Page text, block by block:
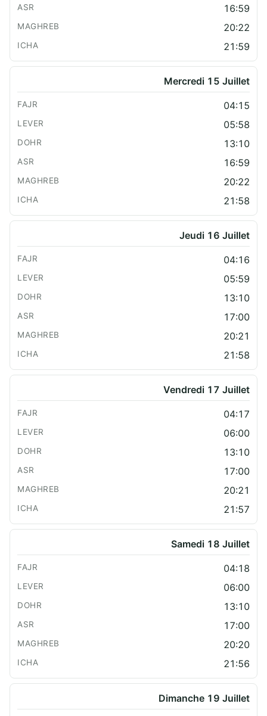
16:59
20:22
21:59
Mercredi 15 Juillet
04:15
05:58
13:10
16:59
20:22
21:58
Jeudi 16 Juillet
04:16
05:59
13:10
17:00
20:21
21:58
Vendredi 17 Juillet
04:17
06:00
13:10
17:00
20:21
21:57
Samedi 18 Juillet
04:18
06:00
13:10
17:00
20:20
21:56
Dimanche 19 Juillet